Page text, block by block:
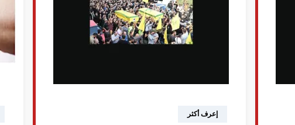
إعرف أكثر